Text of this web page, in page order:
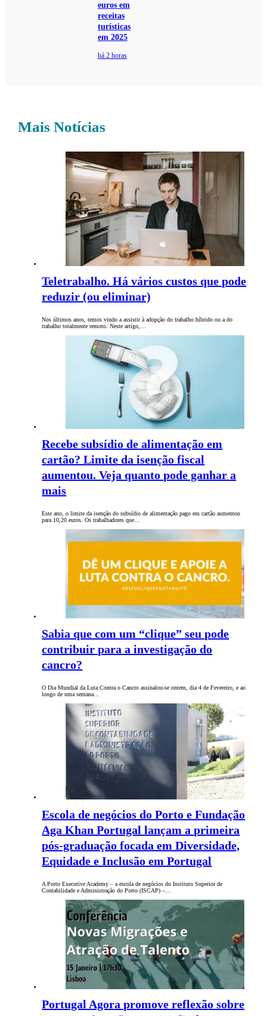
euros em
receitas
turísticas
em 2025
há 2 horas
Mais Notícias
Teletrabalho. Há vários custos que pode
reduzir (ou eliminar)
Nos últimos anos, temos vindo a assistir à adopção do trabalho híbrido ou a do
trabalho totalmente remoto. Neste artigo,…
Recebe subsídio de alimentação em
cartão? Limite da isenção fiscal
aumentou. Veja quanto pode ganhar a
mais
Este ano, o limite da isenção do subsídio de alimentação pago em cartão aumentou
para 10,20 euros. Os trabalhadores que…
Sabia que com um “clique” seu pode
contribuir para a investigação do
cancro?
O Dia Mundial da Luta Contra o Cancro assinalou-se ontem, dia 4 de Fevereiro, e ao
longo de uma semana…
Escola de negócios do Porto e Fundação
Aga Khan Portugal lançam a primeira
pós-graduação focada em Diversidade,
Equidade e Inclusão em Portugal
A Porto Executive Academy – a escola de negócios do Instituto Superior de
Contabilidade e Administração do Porto (ISCAP) –…
Portugal Agora promove reflexão sobre